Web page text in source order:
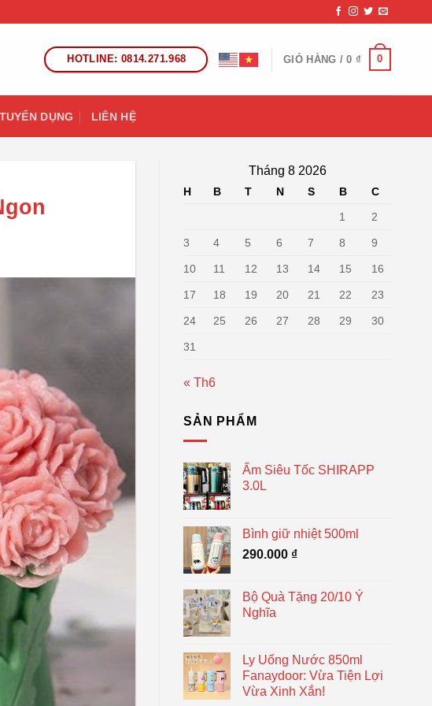
HOTLINE: 0814.271.968 GIỎ HÀNG /0 ₫ 0
TUYỂN DỤNG LIÊN HỆ
Tháng 8 2026
H B T N S B
C
1
2
3 4 5 6 7 8 9
10 11 12 13 14 15 16
17 18 19 20 21 22 23
24 25 26 27 28 29 30
31
« Th6
SẢN PHẨM
Ấm Siêu Tốc SHIRAPP
3.0L
Bình giữ nhiệt 500ml
290.000 ₫
Bộ Quà Tặng 20/10 Ý
Nghĩa
Ly Uống Nước 850ml
Fanaydoor: Vừa Tiện Lợi
Vừa Xinh Xắn!